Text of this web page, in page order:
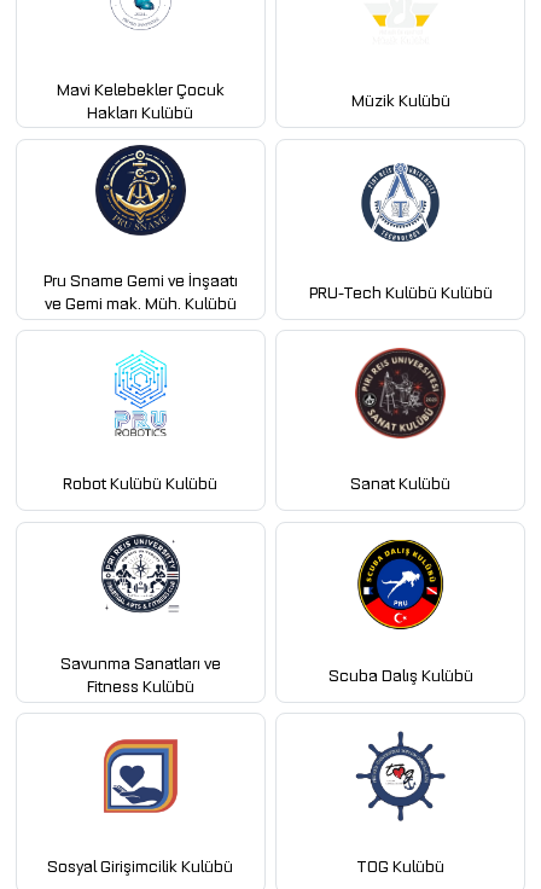
Mavi Kelebekler Çocuk
Hakları Kulübü
Müzik Kulübü
Pru Sname Gemi ve İnşaatı
ve Gemi mak. Müh. Kulübü
PRU-Tech Kulübü Kulübü
Robot Kulübü Kulübü Sanat Kulübü
Savunma Sanatları ve
Fitness Kulübü
Scuba Dalış Kulübü
Sosyal Girişimcilik Kulübü TOG Kulübü